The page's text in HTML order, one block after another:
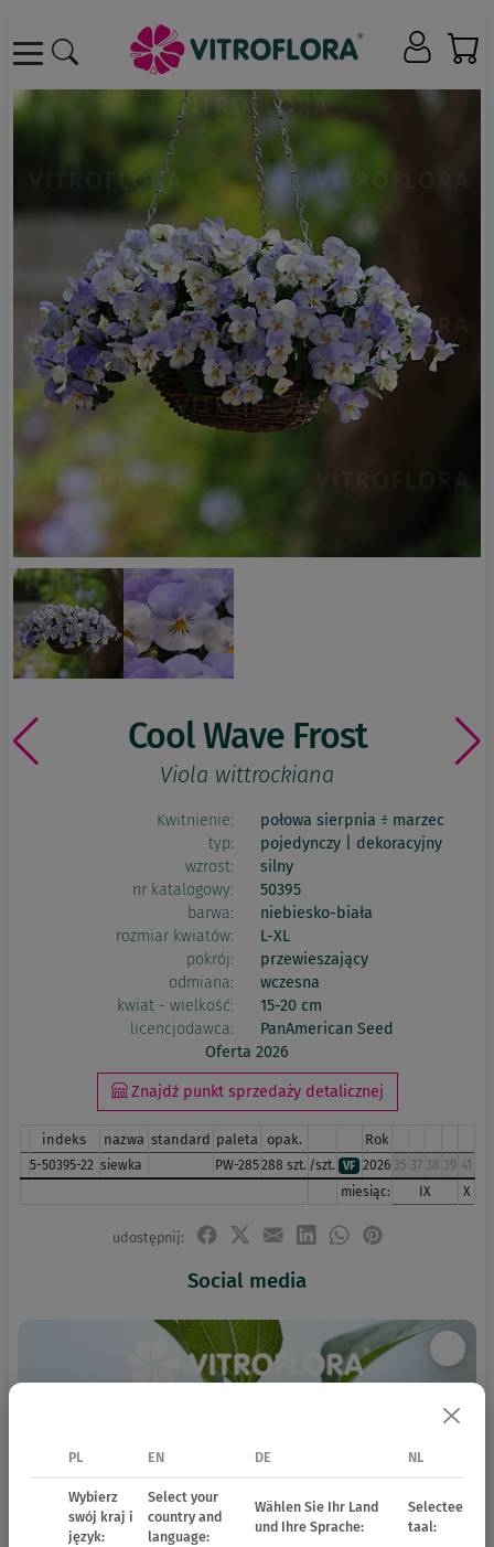
Cool Wave Frost
Viola wittrockiana
Kwitnienie:
połowa sierpnia ÷ marzec
typ:
pojedynczy | dekoracyjny
wzrost:
silny
nr katalogowy:
50395
barwa:
niebiesko-biała
rozmiar kwiatów:
L-XL
pokrój:
przewieszający
odmiana:
wczesna
kwiat - wielkość:
15-20 cm
licencjodawca:
PanAmerican Seed
Oferta 2026
Znajdź punkt sprzedaży detalicznej
indeks nazwa standard paleta opak. Rok
5-50395-22 siewka PW-285288 szt. /szt. VF 2026 35 37 38 39 41
miesiąc:
IX X
udostępnij:
Social media
PL EN DE NL
Wybierz
swój kraj i
język:
Select your
country and
language:
Wählen Sie Ihr Land
und Ihre Sprache:
Selecteer uw
taal: